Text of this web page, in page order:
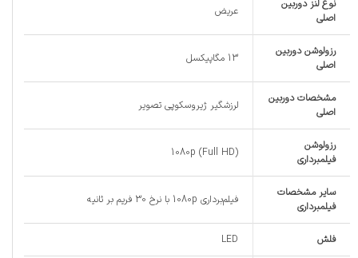
نوع لنز دوربین
اصلی
عریض
رزولوشن دوربین
اصلی
13 مگاپیکسل
مشخصات دوربین
اصلی
لرزشگیر ژیروسکوپی تصویر
رزولوشن
فیلمبرداری
1080p (Full HD)
سایر مشخصات
فیلمبرداری
فیلم‌برداری 1080p با نرخ 30 فریم بر ثانیه
فلش LED